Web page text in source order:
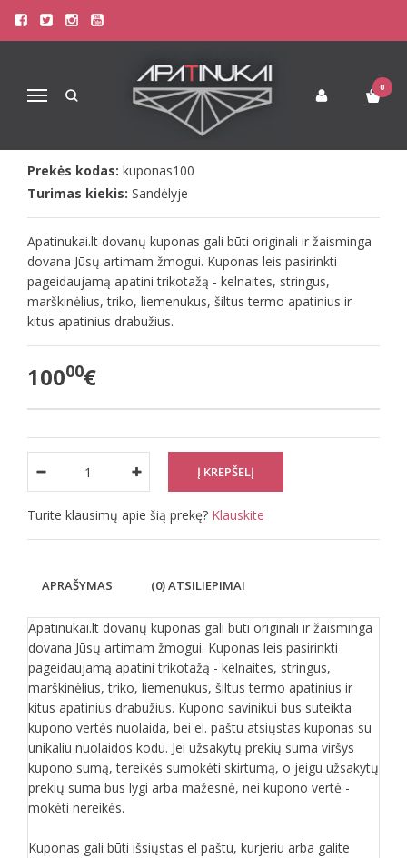
Navigacija
0
Pagrindinis Apatinis Trikotažas Vyrams
100 euro vertės dovanų kuponas apatiniam trikotažui
100 EURO VERTĖS DOVANŲ
KUPONAS APATINIAM TRIKOTAŽUI
Prekės kodas: kuponas100
Turimas kiekis: Sandėlyje
Apatinukai.lt dovanų kuponas gali būti originali ir žaisminga
dovana Jūsų artimam žmogui. Kuponas leis pasirinkti
pageidaujamą apatini trikotažą - kelnaites, stringus,
marškinėlius, triko, liemenukus, šiltus termo apatinius ir
kitus apatinius drabužius.
10000€
Turite klausimų apie šią prekę? Klauskite
APRAŠYMAS (0) ATSILIEPIMAI
Apatinukai.lt dovanų kuponas gali būti originali ir žaisminga
dovana Jūsų artimam žmogui. Kuponas leis pasirinkti
pageidaujamą apatini trikotažą - kelnaites, stringus,
marškinėlius, triko, liemenukus, šiltus termo apatinius ir
kitus apatinius drabužius. Kupono savinikui bus suteikta
kupono vertės nuolaida, bei el. paštu atsiųstas kuponas su
unikaliu nuolaidos kodu. Jei užsakytų prekių suma viršys
kupono sumą, tereikės sumokėti skirtumą, o jeigu užsakytų
prekių suma bus lygi arba mažesnė, nei kupono vertė -
mokėti nereikės.
Kuponas gali būti išsiųstas el paštu, kurjeriu arba galite